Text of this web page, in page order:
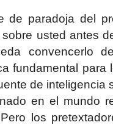
de paradoja del
usted antes
convencerlo
fundamental
de inteligencia
en el mundo
los